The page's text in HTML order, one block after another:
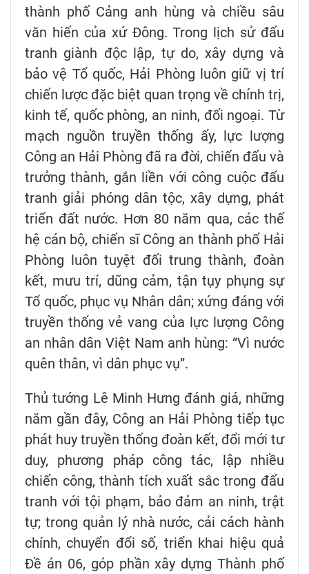
thành phố Cảng anh hùng và chiều sâu
văn hiến của xứ Đông. Trong lịch sử đấu
tranh giành độc lập, tự do, xây dựng và
bảo vệ Tổ quốc, Hải Phòng luôn giữ vị trí
chiến lược đặc biệt quan trọng về chính trị,
kinh tế, quốc phòng, an ninh, đối ngoại. Từ
mạch nguồn truyền thống ấy, lực lượng
Công an Hải Phòng đã ra đời, chiến đấu và
trưởng thành, gắn liền với công cuộc đấu
tranh giải phóng dân tộc, xây dựng, phát
triển đất nước. Hơn 80 năm qua, các thế
hệ cán bộ, chiến sĩ Công an thành phố Hải
Phòng luôn tuyệt đối trung thành, đoàn
kết, mưu trí, dũng cảm, tận tụy phụng sự
Tổ quốc, phục vụ Nhân dân; xứng đáng với
truyền thống vẻ vang của lực lượng Công
an nhân dân Việt Nam anh hùng: “Vì nước
quên thân, vì dân phục vụ”.
Thủ tướng Lê Minh Hưng đánh giá, những
năm gần đây, Công an Hải Phòng tiếp tục
phát huy truyền thống đoàn kết, đổi mới tư
duy, phương pháp công tác, lập nhiều
chiến công, thành tích xuất sắc trong đấu
tranh với tội phạm, bảo đảm an ninh, trật
tự; trong quản lý nhà nước, cải cách hành
chính, chuyển đổi số, triển khai hiệu quả
Đề án 06, góp phần xây dựng Thành phố